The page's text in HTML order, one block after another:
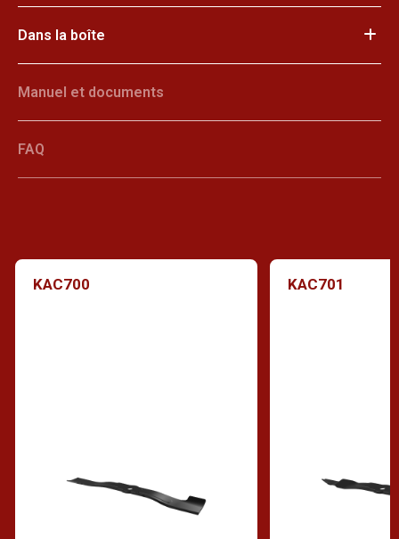
Dans la boîte
Manuel et documents
FAQ
KAC700 KAC701